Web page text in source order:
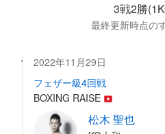
3戦2勝
最終更新時点の
2022年11月29日
フェザー級4回戦
BOXING RAISE
松木 聖也